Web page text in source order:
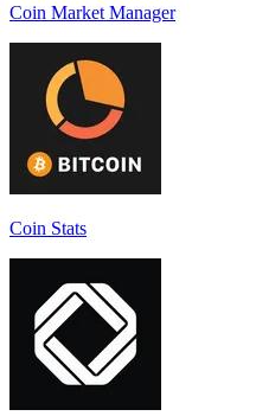
Coin Market Manager
Coin Stats